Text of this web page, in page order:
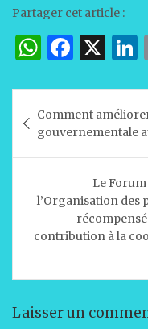
Partager cet article :
W
at
s
A
p
F
c
e
b
o
k
X
de
l’article
Comment
gouvernementale
Le
l’Organisation des
contribution à la
Laisser un